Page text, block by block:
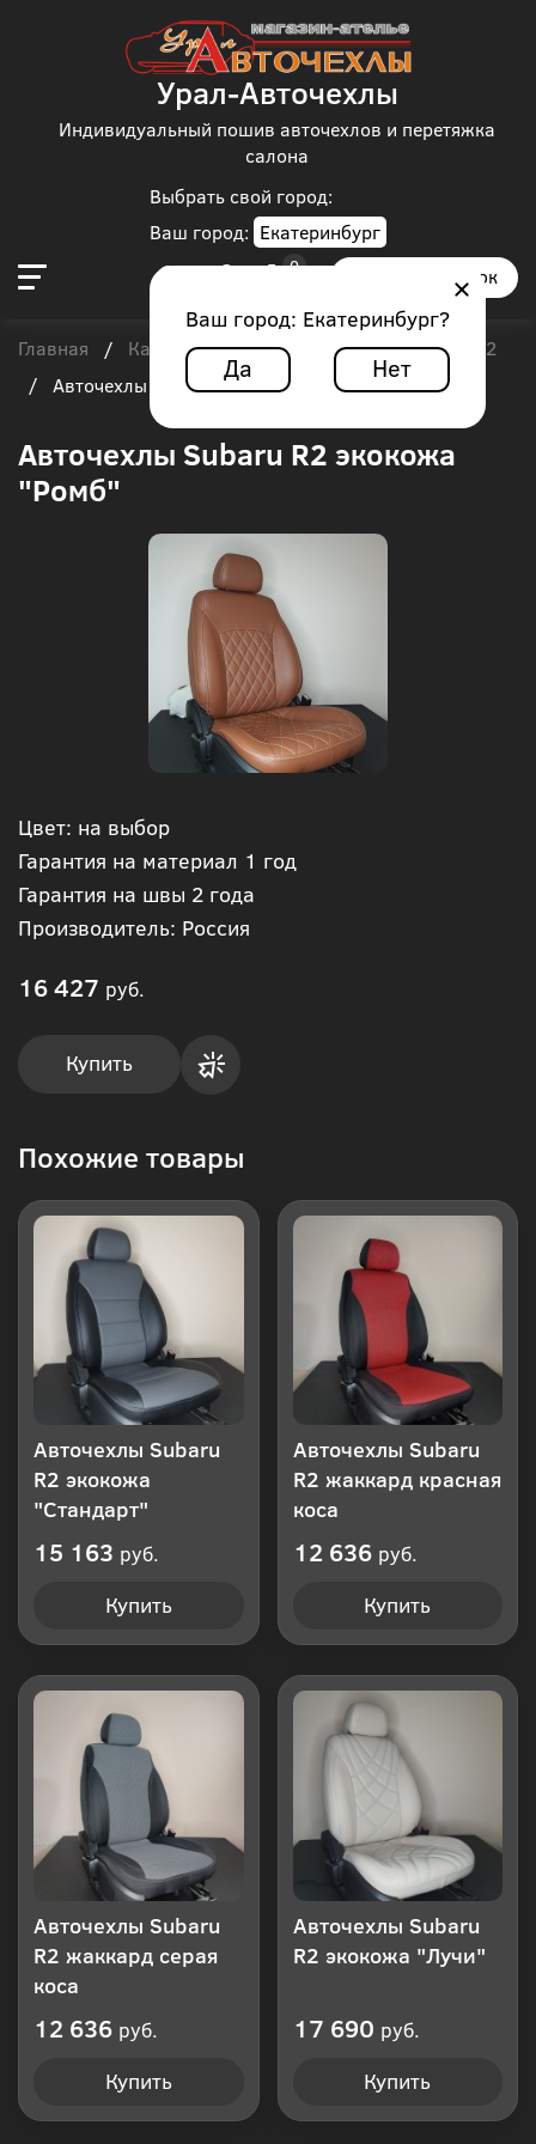
Выбрать свой город:
Ваш город: Екатеринбург
Ваш город: Екатеринбург?
Да Нет
Урал-Авточехлы
Индивидуальный пошив авточехлов и перетяжка
салона
Заказать звонок
Главная / Каталог чехлов / Subaru / Subaru R2
/
Авточехлы Subaru R2 экокожа "Ромб"
Авточехлы Subaru R2 экокожа
"Ромб"
Цвет: на выбор
Гарантия на материал 1 год
Гарантия на швы 2 года
Производитель: Россия
16 427 руб.
Купить
Похожие товары
Авточехлы Subaru
R2 экокожа
"Стандарт"
15 163 руб.
Купить
Авточехлы Subaru
R2 жаккард красная
коса
12 636 руб.
Купить
Авточехлы Subaru
R2 жаккард серая
коса
12 636 руб.
Купить
Авточехлы Subaru
R2 экокожа "Лучи"
17 690 руб.
Купить